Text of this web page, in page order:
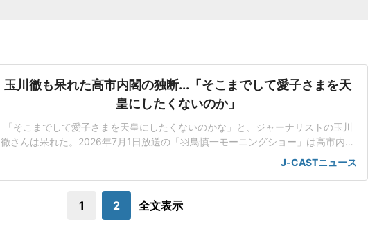
玉川徹も呆れた高市内閣の独断...「そこまでして愛子さまを天
皇にしたくないのか」
「そこまでして愛子さまを天皇にしたくないのかな」と、ジャーナリストの玉川
徹さんは呆れた。2026年7月1日放送の「羽鳥慎一モーニングショー」は高市内閣
が閣議決定した皇室典範改正案について、立法府の総意に基づいていないだけで
なく、国民の総意にも沿っていないんじゃないかと取り上げた。「将来、他国が
も」改正案は、皇族が旧宮家の男子を養
J-CASTニュース
1 2 全文表示